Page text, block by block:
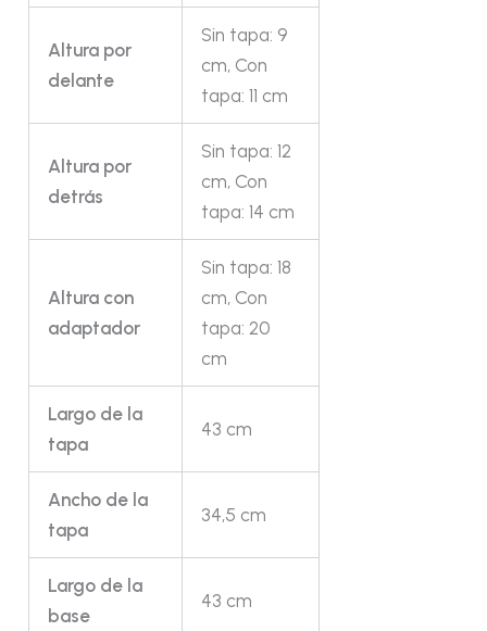
Altura por
delante
Sin tapa: 9
cm, Con
tapa: 11 cm
Altura por
detrás
Sin tapa: 12
cm, Con
tapa: 14 cm
Altura con
adaptador
Sin tapa: 18
cm, Con
tapa: 20
cm
Largo de la
tapa
43 cm
Ancho de la
tapa
34,5 cm
Largo de la
base
43 cm